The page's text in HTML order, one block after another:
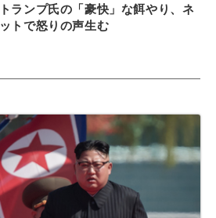
トランプ氏の「豪快」な餌やり、ネ
ットで怒りの声生む